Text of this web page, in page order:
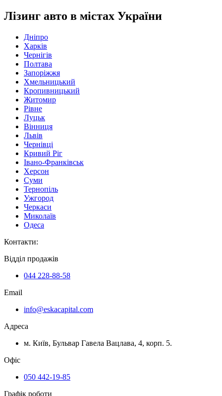
Лізинг авто в містах України
Дніпро
Харків
Чернігів
Полтава
Запоріжжя
Хмельницький
Кропивницький
Житомир
Рівне
Луцьк
Вінниця
Львів
Чернівці
Кривий Ріг
Івано-Франківськ
Херсон
Суми
Тернопіль
Ужгород
Черкаси
Миколаїв
Одеса
Контакти:
Відділ продажів
044 228-88-58
Email
info@eskacapital.com
Адреса
м. Київ, Бульвар Гавела Вацлава, 4, корп. 5.
Офіс
050 442-19-85
Графік роботи